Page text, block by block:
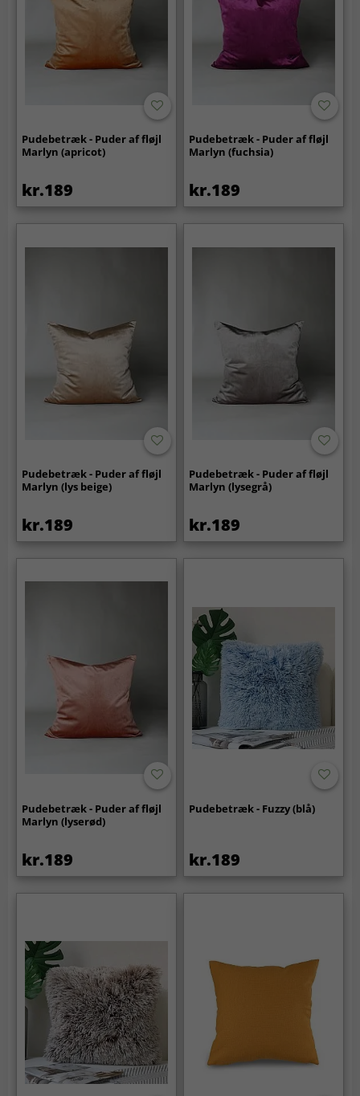
Pudebetræk - Puder af fløjl
Marlyn (apricot)
kr.189
Pudebetræk - Puder af fløjl
Marlyn (fuchsia)
kr.189
Pudebetræk - Puder af fløjl
Marlyn (lys beige)
kr.189
Pudebetræk - Puder af fløjl
Marlyn (lysegrå)
kr.189
Pudebetræk - Puder af fløjl
Marlyn (lyserød)
kr.189
Pudebetræk - Fuzzy (blå)
kr.189